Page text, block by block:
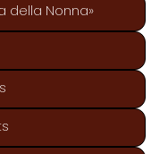
della Nonna»